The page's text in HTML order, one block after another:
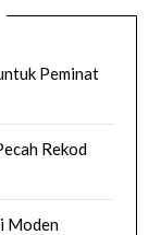
Peminat
Rekod
Moden